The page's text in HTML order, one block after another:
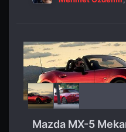
Mazda MX-5